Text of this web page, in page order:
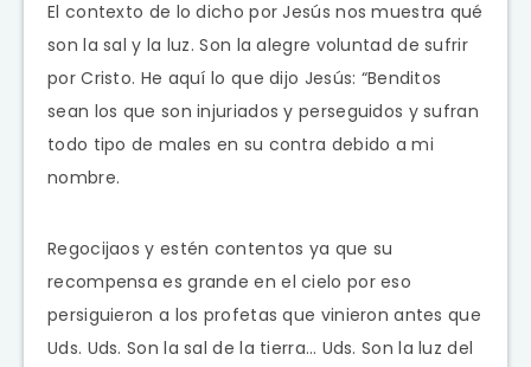
El contexto de lo dicho por Jesús nos muestra qué
son la sal y la luz. Son la alegre voluntad de sufrir
por Cristo. He aquí lo que dijo Jesús: “Benditos
sean los que son injuriados y perseguidos y sufran
todo tipo de males en su contra debido a mi
nombre.
Regocijaos y estén contentos ya que su
recompensa es grande en el cielo por eso
persiguieron a los profetas que vinieron antes que
Uds. Uds. Son la sal de la tierra… Uds. Son la luz del